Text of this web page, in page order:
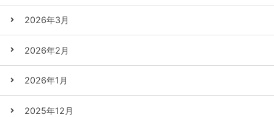
2026年3月
2026年2月
2026年1月
2025年12月